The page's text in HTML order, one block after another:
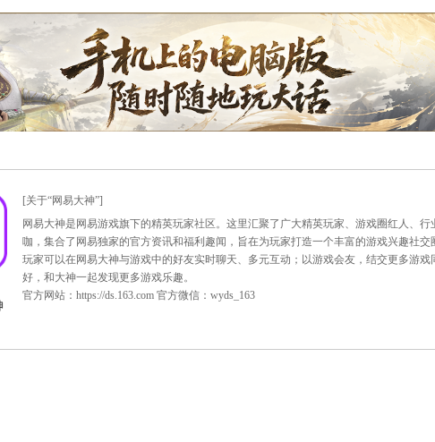
条信息传给指定在线好友，就能获得丰厚奖励。
的《说谎经》，深谙其中真谛的玩家当然不会将戏言原封不动地
《说谎经》传递给下一位好友。成功传递可获得传递奖励（每人每
经》又被传给了他人，还可以坐收返还奖励（每人每天获得20次）
了娘，《说谎经》的威力可见一斑，一时间三界众生都领悟了诚
此吧。